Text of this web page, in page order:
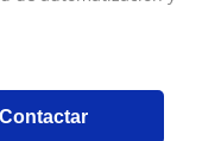
Contactar